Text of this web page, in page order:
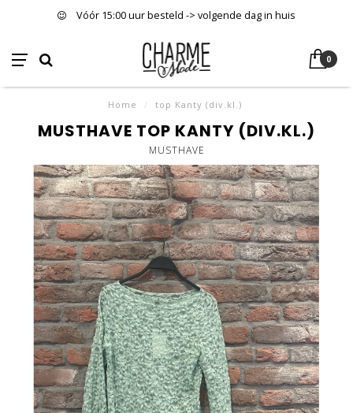
Vóór 15:00 uur besteld -> volgende dag in huis
0
Home / top Kanty (div.kl.)
MUSTHAVE TOP KANTY (DIV.KL.)
MUSTHAVE